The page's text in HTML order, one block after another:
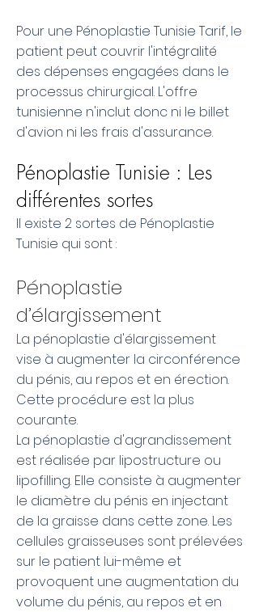
Pour une Pénoplastie Tunisie Tarif, le
patient peut couvrir l'intégralité
des dépenses engagées dans le
processus chirurgical. L'offre
tunisienne n'inclut donc ni le billet
d'avion ni les frais d'assurance.
Pénoplastie Tunisie : Les
différentes sortes
Il existe 2 sortes de Pénoplastie
Tunisie qui sont :
Pénoplastie
d’élargissement
La pénoplastie d'élargissement
vise à augmenter la circonférence
du pénis, au repos et en érection.
Cette procédure est la plus
courante.
La pénoplastie d'agrandissement
est réalisée par lipostructure ou
lipofilling. Elle consiste à augmenter
le diamètre du pénis en injectant
de la graisse dans cette zone. Les
cellules graisseuses sont prélevées
sur le patient lui-même et
provoquent une augmentation du
volume du pénis, au repos et en